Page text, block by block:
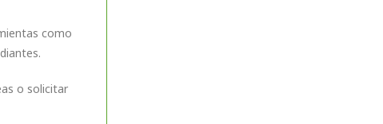
como
o solicitar